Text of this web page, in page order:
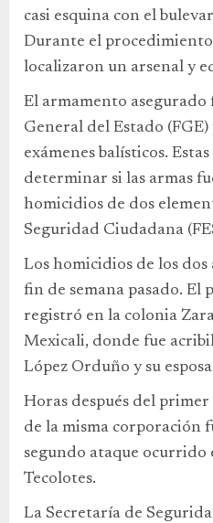
casi esquina con el
Durante el
localizaron un arsenal y
El armamento asegurado
General del Estado
exámenes balísticos.
determinar si las armas
homicidios de dos
Seguridad Ciudadana
Los homicidios de los
fin de semana pasado. El
registró en la colonia
Mexicali, donde fue
López Orduño y su
Horas después del
de la misma corporación
segundo ataque ocurrido
Tecolotes.
La Secretaría de